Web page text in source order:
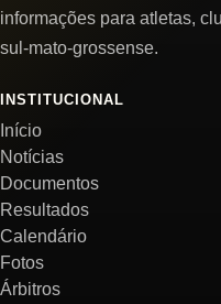
informações para atletas,
sul-mato-grossense.
INSTITUCIONAL
Início
Notícias
Documentos
Resultados
Calendário
Fotos
Árbitros